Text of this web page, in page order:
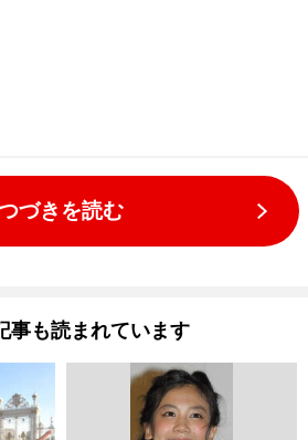
づきを読む
事も読まれています